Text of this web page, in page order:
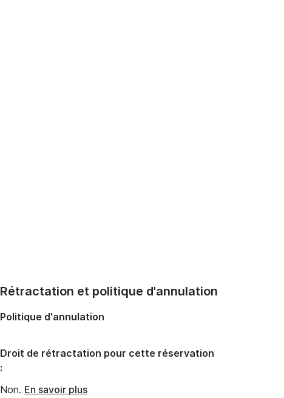
Rétractation et politique d'annulation
Politique d'annulation
Droit de rétractation pour cette réservation
:
Non. En savoir plus